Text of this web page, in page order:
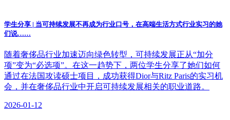
学生分享 | 当可持续发展不再成为行业口号，在高端生活方式行业实习的她
们说……
​随着奢侈品行业加速迈向绿色转型，可持续发展正从“加分
项”变为“必选项”。在这一趋势下，两位学生分享了她们如何
通过在法国攻读硕士项目，成功获得Dior与Ritz Paris的实习机
会，并在奢侈品行业中开启可持续发展相关的职业道路。
2026-01-12